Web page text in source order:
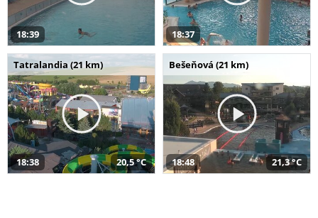
18:39 18:37
Tatralandia (21 km)
18:38 20,5 °C
Bešeňová (21 km)
18:48 21,3 °C